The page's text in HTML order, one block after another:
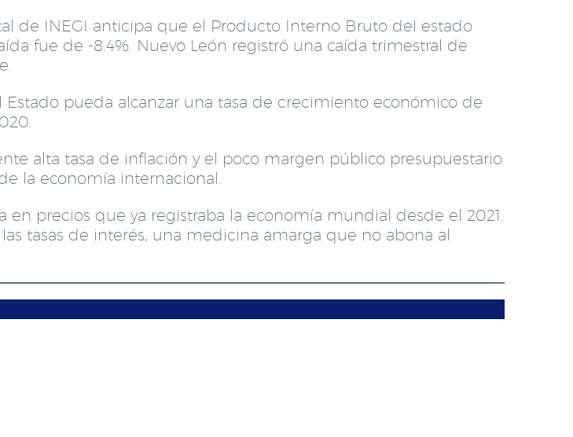
de INEGI anticipa que el Producto Interno Bruto del estado
fue de -8.4%. Nuevo León registró una caída trimestral de
Estado pueda alcanzar una tasa de crecimiento económico de
alta tasa de inflación y el poco margen público presupuestario
la economía internacional.
en precios que ya registraba la economía mundial desde el 2021.
tasas de interés, una medicina amarga que no abona al